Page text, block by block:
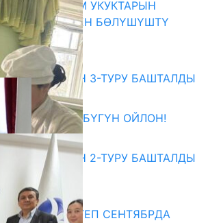
АДАМ УКУКТАРЫН
МЕНЕН БӨЛҮШҮШТҮ
АЛУУНУН 3-ТУРУ БАШТАЛДЫ
ҮЧҮН БҮГҮН ОЙЛОН!
АЛУУНУН 2-ТУРУ БАШТАЛДЫ
МЕКТЕП СЕНТЯБРДА